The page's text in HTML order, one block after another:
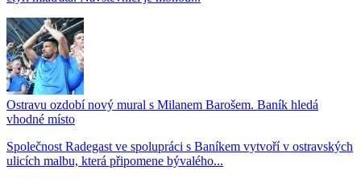
Ostravu ozdobí nový mural s Milanem Barošem. Baník hledá
vhodné místo
Společnost Radegast ve spolupráci s Baníkem vytvoří v ostravských
ulicích malbu, která připomene bývalého...